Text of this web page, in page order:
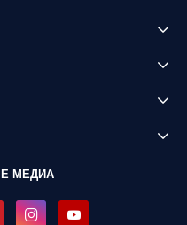
МЕДИА